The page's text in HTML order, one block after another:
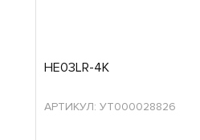
HE03LR-4K
АРТИКУЛ: УТ000028826